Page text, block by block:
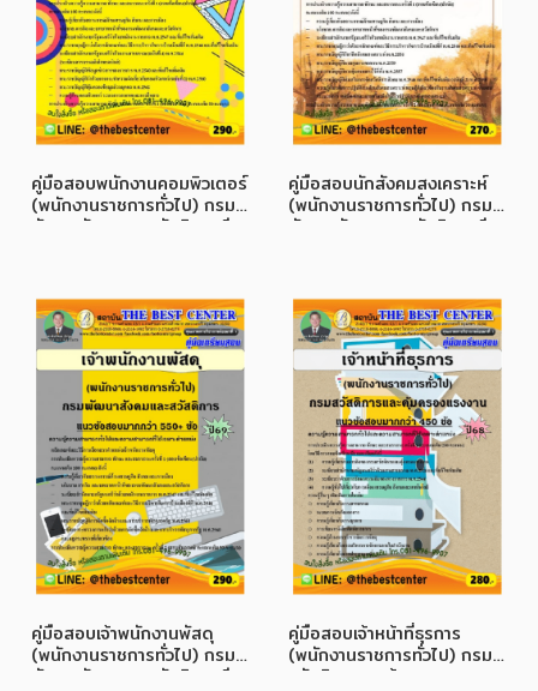
คู่มือสอบพนักงานคอมพิวเตอร์
(พนักงานราชการทั่วไป) กรม
พัฒนาสังคมและสวัสดิการ ปี
คู่มือสอบนักสังคมสงเคราะห์
(พนักงานราชการทั่วไป) กรม
พัฒนาสังคมและสวัสดิการ ปี
คู่มือสอบเจ้าพนักงานพัสดุ
(พนักงานราชการทั่วไป) กรม
พัฒนาสังคมและสวัสดิการ ปี
คู่มือสอบเจ้าหน้าที่ธุรการ
(พนักงานราชการทั่วไป) กรม
สวัสดิการและคุ้มครองแรงงาน